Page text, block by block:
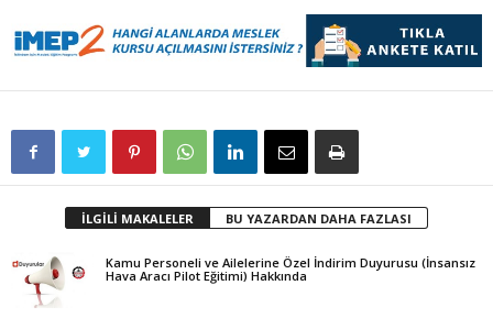
İLGİLİ MAKALELER BU YAZARDAN DAHA FAZLASI
Kamu Personeli ve Ailelerine Özel İndirim Duyurusu (İnsansız
Hava Aracı Pilot Eğitimi) Hakkında